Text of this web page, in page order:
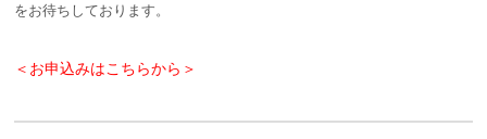
をお待ちしております。
＜お申込みはこちらから＞